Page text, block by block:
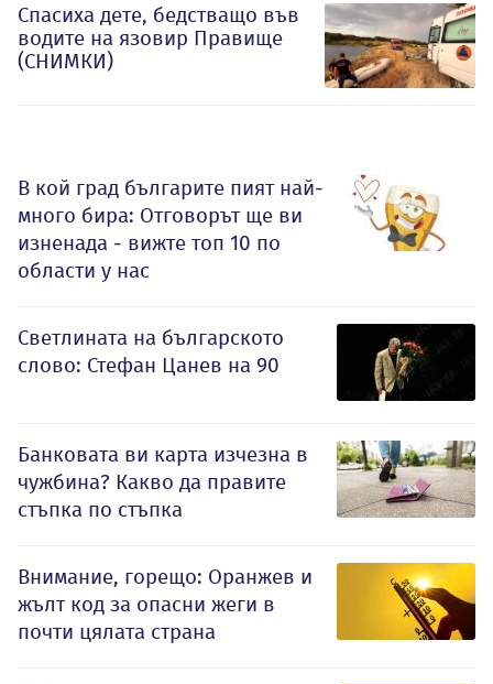
Спасиха дете, бедстващо във
водите на язовир Правище
(СНИМКИ)
В кой град българите пият най-
много бира: Отговорът ще ви
изненада - вижте топ 10 по
области у нас
Светлината на българското
слово: Стефан Цанев на 90
Банковата ви карта изчезна в
чужбина? Какво да правите
стъпка по стъпка
Внимание, горещо: Оранжев и
жълт код за опасни жеги в
почти цялата страна